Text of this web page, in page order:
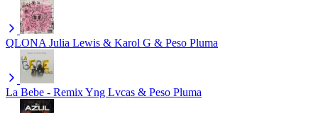
QLONA Julia Lewis & Karol G & Peso Pluma
La Bebe - RemixYng Lvcas & Peso Pluma